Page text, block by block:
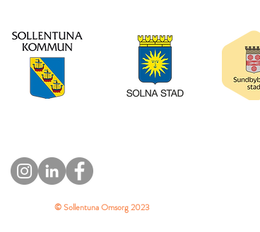
© Sollentuna Omsorg 2023